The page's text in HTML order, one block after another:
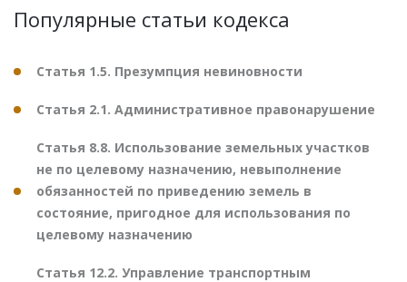
Популярные статьи кодекса
Статья 1.5. Презумпция невиновности
Статья 2.1. Административное правонарушение
Статья 8.8. Использование земельных участков
не по целевому назначению, невыполнение
обязанностей по приведению земель в
состояние, пригодное для использования по
целевому назначению
Статья 12.2. Управление транспортным